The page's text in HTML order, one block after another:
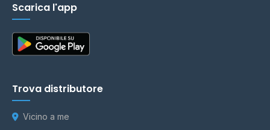
Scarica l'app
Trova distributore
Vicino a me